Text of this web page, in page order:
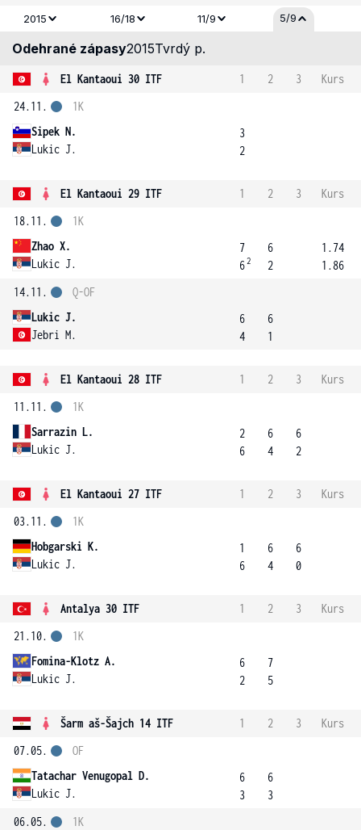
2015
16/18 11/9 5/9
Odehrané zápasy2015Tvrdý p.
El Kantaoui 30 ITF 1 2 3
Kurs
24.11.
Sipek N.
Lukic J.
1K
3
2
El Kantaoui 29 ITF 1 2 3
Kurs
18.11.
Zhao X.
Lukic J.
1K
7
62
6
2
1.74
1.86
14.11.
Lukic J.
Jebri M.
Q-OF
6
4
6
1
El Kantaoui 28 ITF 1 2 3
Kurs
11.11.
Sarrazin L.
Lukic J.
1K
2
6
6
4
6
2
El Kantaoui 27 ITF 1 2 3
Kurs
03.11.
Hobgarski K.
Lukic J.
1K
1
6
6
4
6
0
Antalya 30 ITF 1 2 3
Kurs
21.10.
Fomina-Klotz A.
Lukic J.
1K
6
2
7
5
Šarm aš-Šajch 14 ITF 1 2 3
Kurs
07.05.
Tatachar Venugopal D.
Lukic J.
OF
6
3
6
3
06.05.
1K